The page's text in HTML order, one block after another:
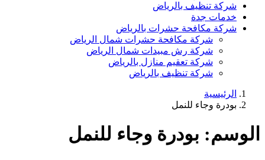
شركة تنظيف بالرياض
خدمات جدة
شركة مكافحة حشرات بالرياض
شركة مكافحة حشرات شمال الرياض
شركة رش مبيدات شمال الرياض
شركة تعقيم منازل بالرياض
شركة تنظيف بالرياض
الرئيسية
بودرة وجاء للنمل
الوسم: بودرة وجاء للنمل